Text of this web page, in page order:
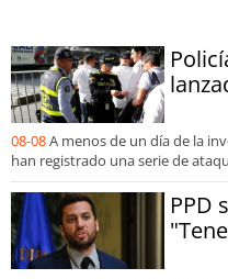
08-08A menos de un día de la
han registrado una serie de
PPD